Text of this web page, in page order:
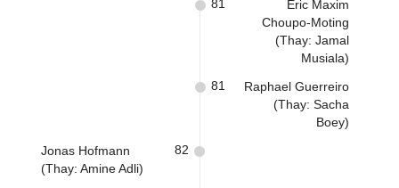
Eric Maxim
Choupo-Moting
(Thay: Jamal
Musiala)
81
Raphael Guerreiro
(Thay: Sacha
Boey)
81
Jonas Hofmann
(Thay: Amine Adli)
82